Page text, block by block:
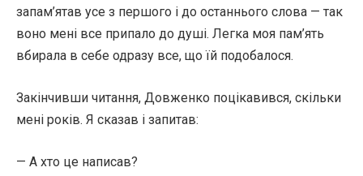
запам’ятав усе з першого і до останнього слова — так
воно мені все припало до душі. Легка моя пам’ять
вбирала в себе одразу все, що їй подобалося.
Закінчивши читання, Довженко поцікавився, скільки
мені років. Я сказав і запитав:
— А хто це написав?